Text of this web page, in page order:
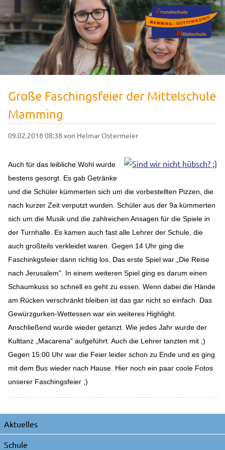
Große Faschingsfeier der Mittelschule
Mamming
09.02.2018 08:38 von Helmar Ostermeier
Auch für das leibliche Wohl wurde
bestens gesorgt. Es gab Getränke
und die Schüler kümmerten sich um die vorbestellten Pizzen, die
nach kurzer Zeit verputzt wurden. Schüler aus der 9a kümmerten
sich um die Musik und die zahlreichen Ansagen für die Spiele in
der Turnhalle. Es kamen auch fast alle Lehrer der Schule, die
auch großteils verkleidet waren. Gegen 14 Uhr ging die
Faschinkgsfeier dann richtig los. Das erste Spiel war „Die Reise
nach Jerusalem". In einem weiteren Spiel ging es darum einen
Schaumkuss so schnell es geht zu essen. Wenn dabei die Hände
am Rücken verschränkt bleiben ist das gar nicht so einfach. Das
Gewürzgurken-Wettessen war ein weiteres Highlight.
Anschließend wurde wieder getanzt. Wie jedes Jahr wurde der
Kulttanz „Macarena“ aufgeführt. Auch die Lehrer tanzten mit ;)
Gegen 15:00 Uhr war die Feier leider schon zu Ende und es ging
mit dem Bus wieder nach Hause. Hier noch ein paar coole Fotos
unserer Faschingsfeier ;)
Navigation
Aktuelles
Schule